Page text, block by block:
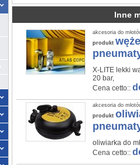
Inne
akcesoria do
produkt
X-LITE lekki
20 bar,
Cena cetto::
akcesoria do
produkt
oliwiarka do
Cena cetto::